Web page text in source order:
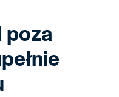
poza